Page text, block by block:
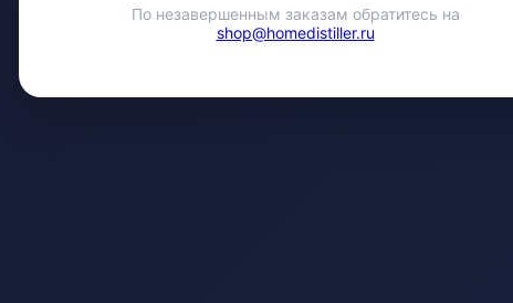
По незавершенным заказам обратитесь на
shop@homedistiller.ru